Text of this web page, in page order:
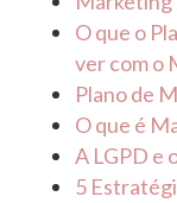
O que o
ver com o
Plano de
O que é
A LGPD e
5